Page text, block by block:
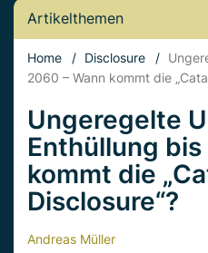
Artikelthemen
Home / Disclosure /
2060 – Wann kommt die
Ungeregelte
Enthüllung
kommt die
Disclosure“?
Andreas Müller